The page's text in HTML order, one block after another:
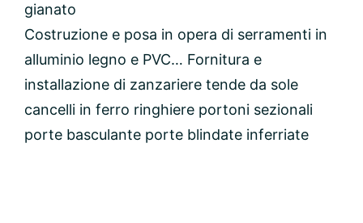
gianato
Costruzione e posa in opera di serramenti in
alluminio legno e PVC… Fornitura e
installazione di zanzariere tende da sole
cancelli in ferro ringhiere portoni sezionali
porte basculante porte blindate inferriate